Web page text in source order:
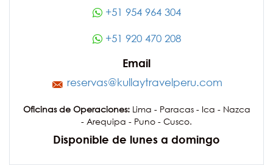
+51 954 964 304
+51 920 470 208
Email
reservas@kullaytravelperu.com
Oficinas de Operaciones:Lima - Paracas - Ica - Nazca
- Arequipa - Puno - Cusco.
Disponible de lunes a domingo